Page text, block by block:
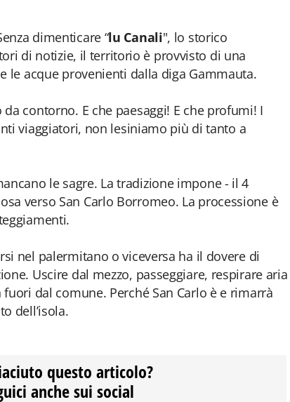
dimenticare “lu Canali", lo storico
di notizie, il territorio è provvisto di una
le acque provenienti dalla diga Gammauta.
contorno. E che paesaggi! E che profumi! I
viaggiatori, non lesiniamo più di tanto a
le sagre. La tradizione impone - il 4
verso San Carlo Borromeo. La processione è
nel palermitano o viceversa ha il dovere di
Uscire dal mezzo, passeggiare, respirare aria
dal comune. Perché San Carlo è e rimarrà
dell’isola.
questo articolo?
anche sui social